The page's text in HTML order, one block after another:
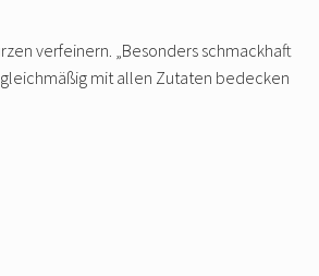
verfeinern. „Besonders schmackhaft
mit allen Zutaten bedecken